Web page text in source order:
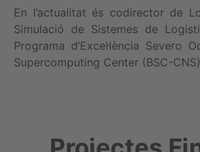
En l’actualitat és codirector de
Simulació de Sistemes de
Programa d’Excel·lència Severo
Supercomputing Center (BSC-